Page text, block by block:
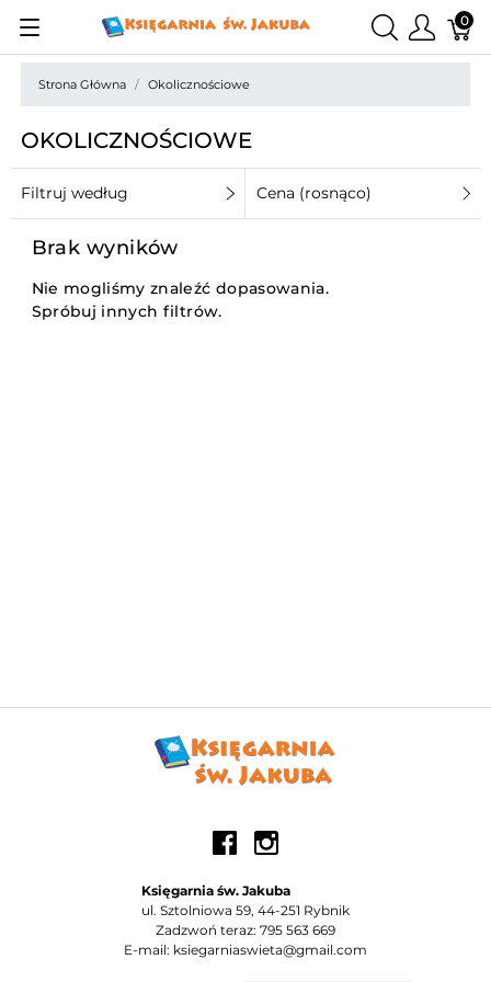
0
Strona Główna Okolicznościowe
OKOLICZNOŚCIOWE
Filtruj według Cena (rosnąco)
Brak wyników
Nie mogliśmy znaleźć dopasowania.
Spróbuj innych filtrów.
Księgarnia św. Jakuba
ul. Sztolniowa 59, 44-251 Rybnik
Zadzwoń teraz: 795 563 669
E-mail: ksiegarniaswieta@gmail.com